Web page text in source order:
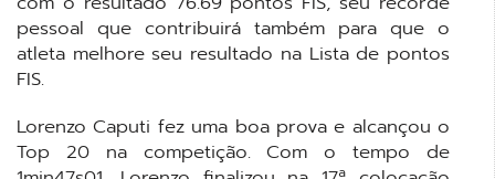
pessoal que contribuirá também para que o
atleta melhore seu resultado na Lista de pontos
FIS.
Lorenzo Caputi fez uma boa prova e alcançou o
Top 20 na competição. Com o tempo de